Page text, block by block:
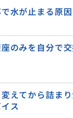
水が止まる原
のみを自分で
えてから詰ま
ス